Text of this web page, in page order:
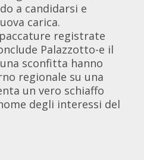
a candidarsi e
carica.
registrate
Palazzotto-e il
sconfitta hanno
regionale su una
un vero schiaffo
degli interessi del